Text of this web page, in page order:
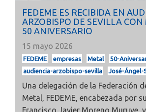
FEDEME ES RECIBIDA EN
ARZOBISPO DE SEVILLA CON
50 ANIVERSARIO
15 mayo 2026
FEDEME empresas Metal
50-
audiencia-arzobispo-sevilla
José-Ángel-
Una delegación de la Federación
Metal, FEDEME, encabezada por
Francisco Javier Moreno Muruve,